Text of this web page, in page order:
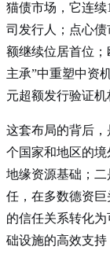
猫债市场，它连
司发行人；点心
额继续位居首位
主承”中重塑中资
元超额发行验证机
这套布局的背后
个国家和地区的
地缘资源基础；
任，在多数德资
的信任关系转化
础设施的高效支持